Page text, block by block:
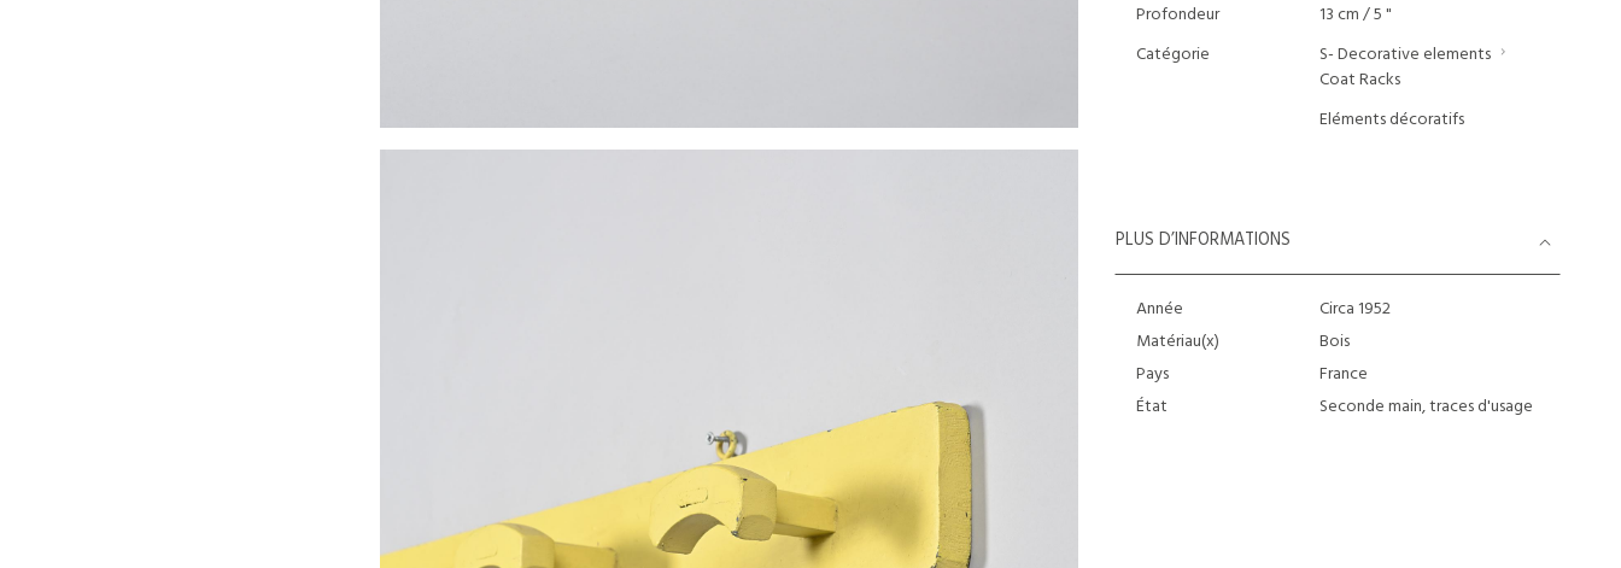
Profondeur
13 cm / 5 "
Catégorie
S- Decorative elements
Coat Racks
Eléments décoratifs
PLUS D’INFORMATIONS
Année
Circa 1952
Matériau(x)
Bois
Pays
France
État
Seconde main, traces d'usage